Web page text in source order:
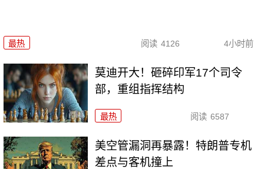
最热 阅读 4126 4小时前
莫迪开大！砸碎印军17个司令
部，重组指挥结构
最热 阅读 6587
美空管漏洞再暴露！特朗普专机
差点与客机撞上